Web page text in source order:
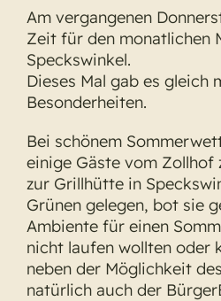
Am vergangenen
Zeit für den monatlichen
Speckswinkel.
Dieses Mal gab es gleich
Besonderheiten.
Bei schönem
einige Gäste vom Zollhof
zur Grillhütte in
Grünen gelegen, bot sie
Ambiente für einen
nicht laufen wollten oder
neben der Möglichkeit
natürlich auch der